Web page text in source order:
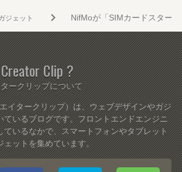
ジェット NifMoが「SIMカードスター
Clip ?
ークリップについて
イタークリップ）は、ウェブデザインやガジ
ているブログです。フロントエンドエンジニ
ているなかで、スマートフォンやタブレット
ットを集めています。